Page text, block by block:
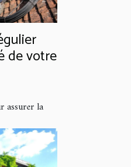
de votre
assurer la